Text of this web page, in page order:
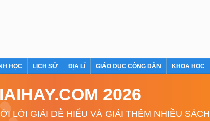
HỌC LỊCH SỬ ĐỊA LÍ GIÁO DỤC CÔNG DÂN KHOA HỌC
2026
LỜI GIẢI DỄ HIỂU VÀ GIẢI THÊM NHIỀU SÁCH